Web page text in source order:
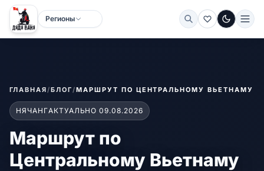
Регионы
Тёмная
ГЛАВНАЯ/БЛОГ/МАРШРУТ ПО ЦЕНТРАЛЬНОМУ ВЬЕТНАМУ
НЯЧАНГАКТУАЛЬНО 09.08.2026
Маршрут по
Центральному Вьетнаму